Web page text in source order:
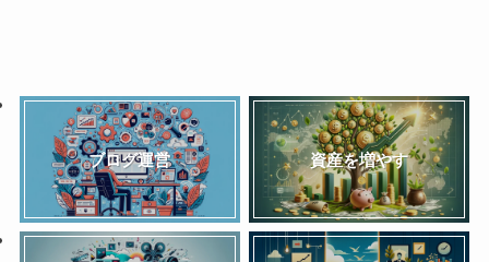
ブログ運営 資産を増やす